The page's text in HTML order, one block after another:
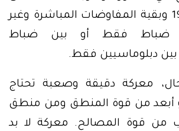
الهدنة” عام 1949 وبقية المفاوضات المباشرة وغير
ضباط فقط أو بين ضباط
بين دبلوماسيين فقط.
معركة دقيقة وصعبة تحتاج
هو أبعد من قوة المنطق ومن منطق
من قوة المصالح. معركة لا بد